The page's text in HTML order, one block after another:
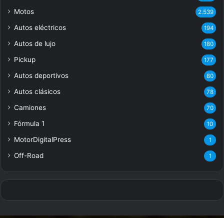
Motos 2.539
Autos eléctricos 194
Autos de lujo 180
Pickup 177
Autos deportivos 80
Autos clásicos 78
Camiones 70
Fórmula 1 10
MotorDigitalPress 1
Off-Road 1